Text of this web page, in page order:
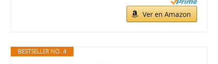
Ver en Amazon
BESTSELLER NO. 4